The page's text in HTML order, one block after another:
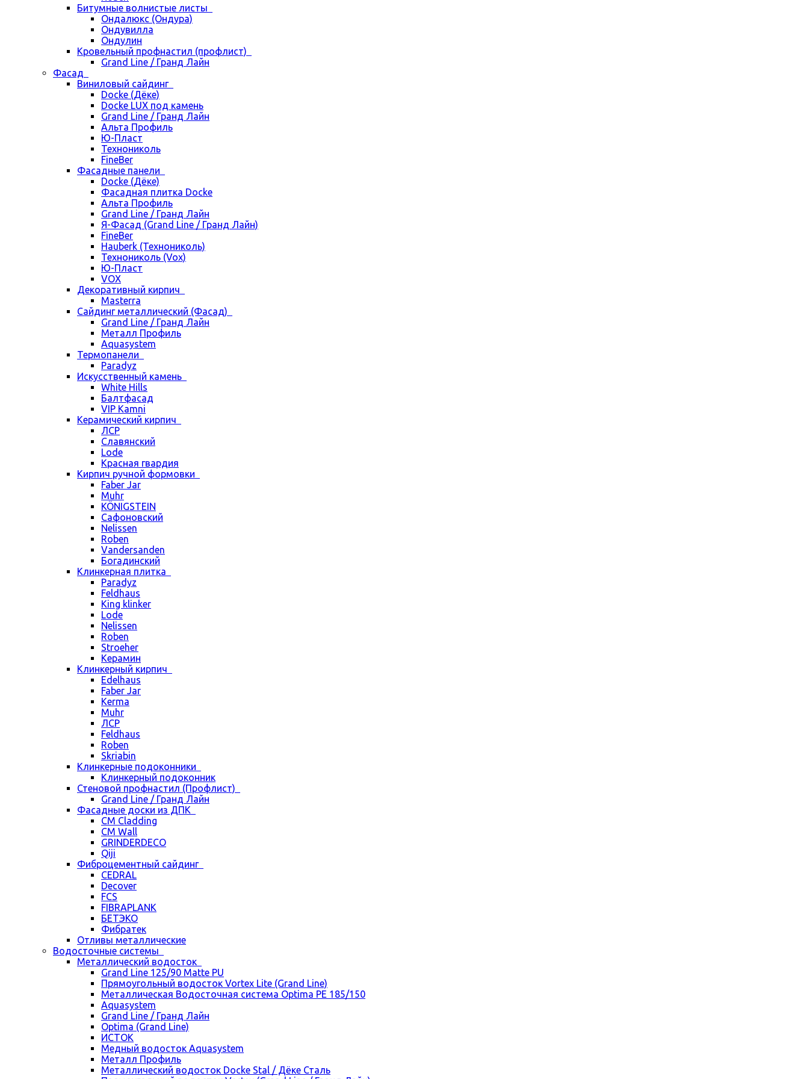
Битумные волнистые листы
Ондалюкс (Ондура)
Ондувилла
Ондулин
Кровельный профнастил (профлист)
Grand Line / Гранд Лайн
Фасад
Виниловый сайдинг
Docke (Дёке)
Docke LUX под камень
Grand Line / Гранд Лайн
Альта Профиль
Ю-Пласт
Технониколь
FineBer
Фасадные панели
Docke (Дёке)
Фасадная плитка Docke
Альта Профиль
Grand Line / Гранд Лайн
Я-Фасад (Grand Line / Гранд Лайн)
FineBer
Hauberk (Технониколь)
Технониколь (Vox)
Ю-Пласт
VOX
Декоративный кирпич
Masterra
Сайдинг металлический (Фасад)
Grand Line / Гранд Лайн
Металл Профиль
Aquasystem
Термопанели
Paradyz
Искусственный камень
White Hills
Балтфасад
VIP Kamni
Керамический кирпич
ЛСР
Славянский
Lode
Красная гвардия
Кирпич ручной формовки
Faber Jar
Muhr
KÖNIGSTEIN
Сафоновский
Nelissen
Roben
Vandersanden
Богадинский
Клинкерная плитка
Paradyz
Feldhaus
King klinker
Lode
Nelissen
Roben
Stroeher
Керамин
Клинкерный кирпич
Edelhaus
Faber Jar
Kerma
Muhr
ЛСР
Feldhaus
Roben
Skriabin
Клинкерные подоконники
Клинкерный подоконник
Стеновой профнастил (Профлист)
Grand Line / Гранд Лайн
Фасадные доски из ДПК
CM Cladding
CM Wall
GRINDERDECO
Qiji
Фиброцементный сайдинг
CEDRAL
Decover
FCS
FIBRAPLANK
БЕТЭКО
Фибратек
Отливы металлические
Водосточные системы
Металлический водосток
Grand Line 125/90 Matte PU
Прямоугольный водосток Vortex Lite (Grand Line)
Металлическая Водосточная система Optima PE 185/150
Aquasystem
Grand Line / Гранд Лайн
Optima (Grand Line)
ИСТОК
Медный водосток Aquasystem
Металл Профиль
Металлический водосток Docke Stal / Дёке Сталь